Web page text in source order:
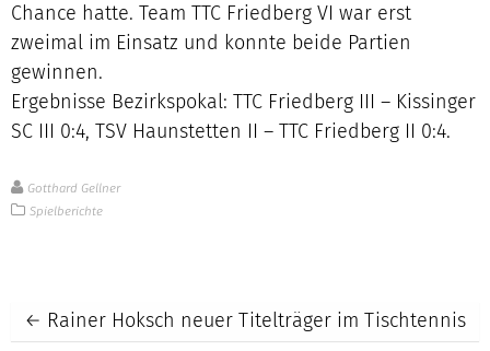
Chance hatte. Team TTC Friedberg VI war erst
zweimal im Einsatz und konnte beide Partien
gewinnen.
Ergebnisse Bezirkspokal: TTC Friedberg III – Kissinger
SC III 0:4, TSV Haunstetten II – TTC Friedberg II 0:4.
Gotthard Gellner
Spielberichte
Post
← Rainer Hoksch neuer Titelträger im Tischtennis